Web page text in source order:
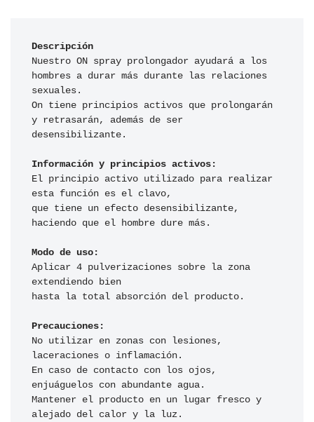
Descripción
Nuestro ON spray prolongador ayudará a los
hombres a durar más durante las relaciones
sexuales.
On tiene principios activos que prolongarán
y retrasarán, además de ser
desensibilizante.
Información y principios activos:
El principio activo utilizado para realizar
esta función es el clavo,
que tiene un efecto desensibilizante,
haciendo que el hombre dure más.
Modo de uso:
Aplicar 4 pulverizaciones sobre la zona
extendiendo bien
hasta la total absorción del producto.
Precauciones:
No utilizar en zonas con lesiones,
laceraciones o inflamación.
En caso de contacto con los ojos,
enjuáguelos con abundante agua.
Mantener el producto en un lugar fresco y
alejado del calor y la luz.